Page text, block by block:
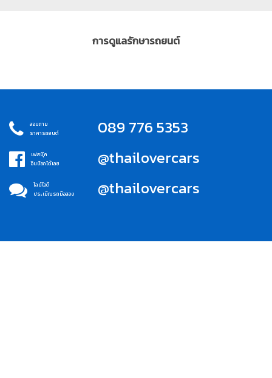
การดูแลรักษารถยนต์
สอบถาม
ราคารถยนต์
089 776 5353
เฟสบุ๊ค
อินบ็อกได้เลย
@thailovercars
ไลน์ไอดี
ประเมิณรถมือสอง
@thailovercars